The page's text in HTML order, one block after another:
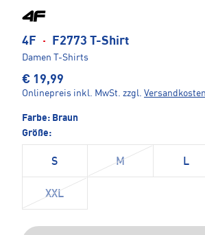
4F · F2773 T-Shirt
Damen T-Shirts
€ 19,99
Onlinepreis inkl. MwSt. zzgl. Versandkosten
Farbe: Braun
Größe:
S M L
XXL